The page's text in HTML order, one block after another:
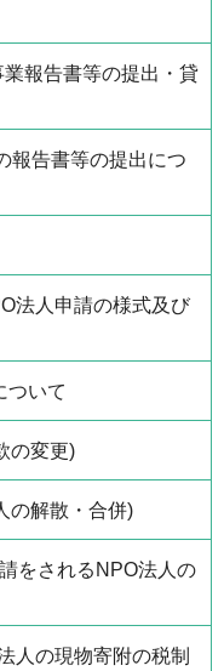
報告書等の提出・貸
報告書等の提出につ
法人申請の様式及び
ついて
の変更)
の解散・合併)
をされるNPO法人の
人の現物寄附の税制